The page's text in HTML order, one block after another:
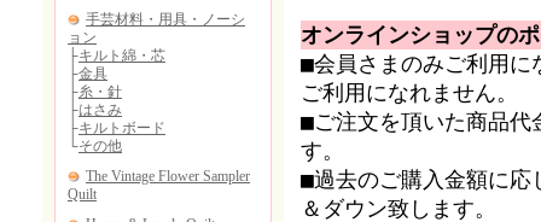
オンラインショップの
■会員さまのみご利用に
ご利用になれません。
■ご注文を頂いた商品代
す。
■過去のご購入金額に応
＆ダウン致します。